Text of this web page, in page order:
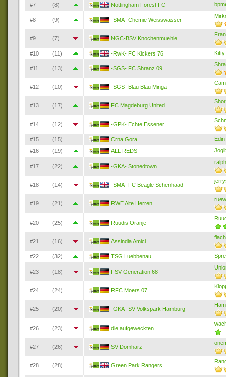
#7 (8) Nottingham Forest FC
#8 (9) -SMA- Chemie Weisswasser
#9 (7) NGC-BSV Knochenmuehle
#10 (11) -RwK- FC Kickers 76 Kitty
#11 (13) -SGS- FC Shranz 09
#12 (10) -SGS- Blau Blau Minga
#13 (17) FC Magdeburg United
#14 (12) -GPK- Echte Essener
#15 (15) Crna Gora
Edin
#16
(19) ALL REDS
#17 (22) -GKA- Stonedtown
#18 (14) -SMA- FC Beagle Schenhaad
#19 (21) RWE Alte Herren
#20 (25) Ruudis Oranje
#21 (16) Assindia Amici
#22 (32) TSG Luebbenau
#23 (18) FSV-Generation 68
#24 (24) RFC Moers 07
#25 (20) -GKA- SV Volkspark Hamburg
#26 (23) die aufgeweckten
#27 (26) SV Domharz
#28 (28) Green Park Rangers